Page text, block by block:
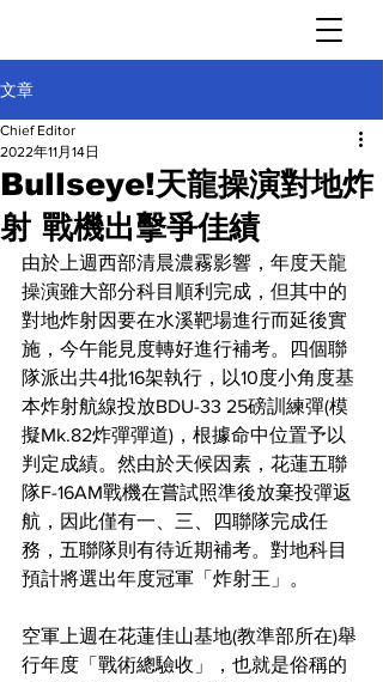
文章
Bullseye!天龍操演對地炸
射 戰機出擊爭佳績
Chief Editor
2022年11月14日
由於上週西部清晨濃霧影響，年度天龍
操演雖大部分科目順利完成，但其中的
對地炸射因要在水溪靶場進行而延後實
施，今午能見度轉好進行補考。四個聯
隊派出共4批16架執行，以10度小角度基
本炸射航線投放BDU-33 25磅訓練彈(模
擬Mk.82炸彈彈道)，根據命中位置予以
判定成績。然由於天候因素，花蓮五聯
隊F-16AM戰機在嘗試照準後放棄投彈返
航，因此僅有一、三、四聯隊完成任
務，五聯隊則有待近期補考。對地科目
預計將選出年度冠軍「炸射王」。
空軍上週在花蓮佳山基地(教準部所在)舉
行年度「戰術總驗收」，也就是俗稱的